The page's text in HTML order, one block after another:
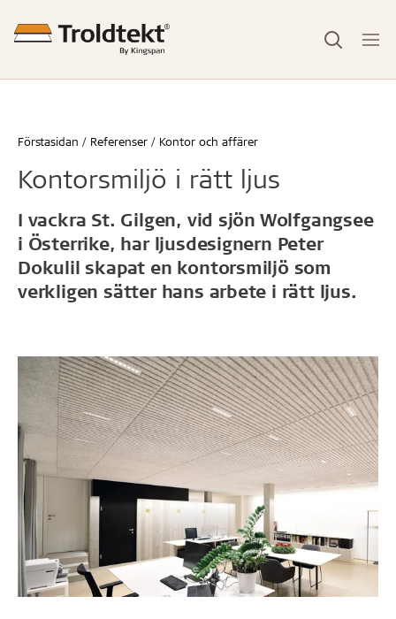
Förstasidan Referenser Kontor och affärer
Kontorsmiljö i rätt ljus
I vackra St. Gilgen, vid sjön Wolfgangsee
i Österrike, har ljusdesignern Peter
Dokulil skapat en kontorsmiljö som
verkligen sätter hans arbete i rätt ljus.